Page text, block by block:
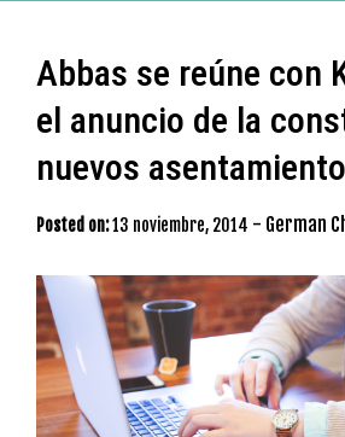
Abbas se reúne con
el anuncio de la
nuevos
Posted on:13 noviembre, 2014 - German